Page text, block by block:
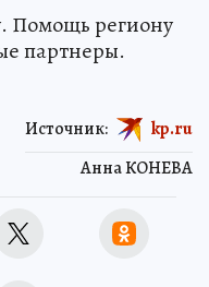
Помощь региону
партнеры.
Анна КОНЕВА
Источник: kp.ru